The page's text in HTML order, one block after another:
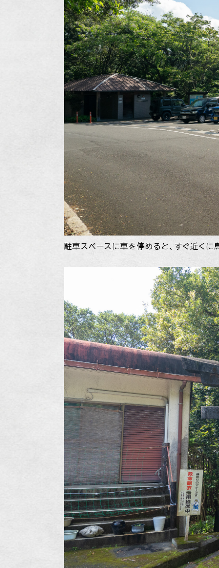
駐車スペースに車を停めると、すぐ近くに